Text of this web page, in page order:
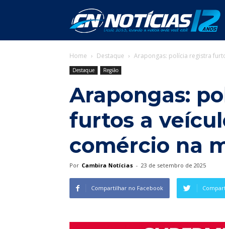
Home Destaque Arapongas: polícia registra
Destaque Região
Arapongas:
furtos a
comércio na
Por Cambira Notícias - 23 de setembro de 2025
Compartilhar no Facebook